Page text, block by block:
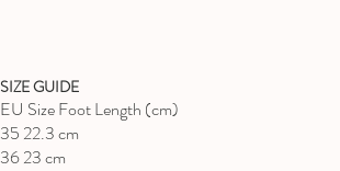
SIZE GUIDE
EU Size Foot Length (cm)
35 22.3 cm
36 23 cm